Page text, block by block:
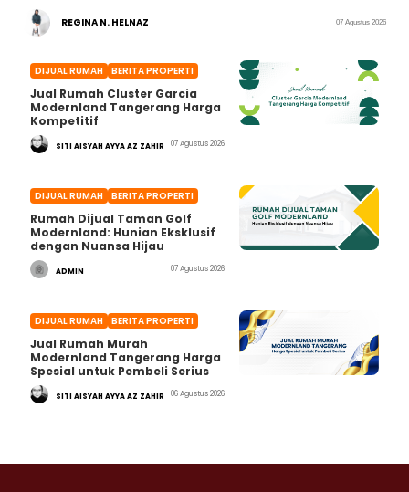
REGINA N. HELNAZ 07 Agustus 2026
DIJUAL RUMAH BERITA PROPERTI
Jual Rumah Cluster Garcia
Modernland Tangerang Harga
Kompetitif
SITI AISYAH AYYA AZ ZAHIR 07 Agustus 2026
DIJUAL RUMAH BERITA PROPERTI
Rumah Dijual Taman Golf
Modernland: Hunian Eksklusif
dengan Nuansa Hijau
ADMIN 07 Agustus 2026
DIJUAL RUMAH BERITA PROPERTI
Jual Rumah Murah
Modernland Tangerang Harga
Spesial untuk Pembeli Serius
SITI AISYAH AYYA AZ ZAHIR 06 Agustus 2026